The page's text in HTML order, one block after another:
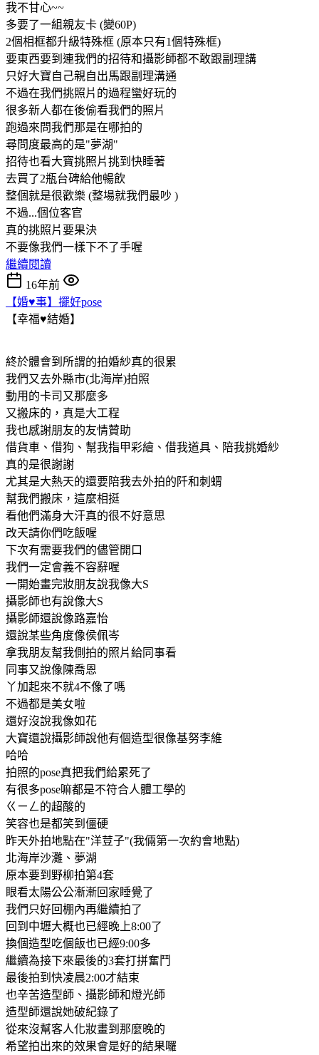
我不甘心~~
多要了一組親友卡 (變60P)
2個相框都升級特殊框 (原本只有1個特殊框)
要東西要到連我們的招待和攝影師都不敢跟副理講
只好大寶自己親自出馬跟副理溝通
不過在我們挑照片的過程蠻好玩的
很多新人都在後偷看我們的照片
跑過來問我們那是在哪拍的
尋問度最高的是"夢湖"
招待也看大寶挑照片挑到快睡著
去買了2瓶台碑給他暢飲
整個就是很歡樂 (整場就我們最吵 )
不過...個位客官
真的挑照片要果決
不要像我們一樣下不了手喔
繼續閱讀
16年前
【婚♥事】擺好pose
【幸福♥結婚】
終於體會到所謂的拍婚紗真的很累
我們又去外縣市(北海岸)拍照
動用的卡司又那麼多
又搬床的，真是大工程
我也感謝朋友的友情贊助
借貨車、借狗、幫我指甲彩繪、借我道具、陪我挑婚紗
真的是很謝謝
尤其是大熱天的還要陪我去外拍的阡和刺蝟
幫我們搬床，這麼相挺
看他們滿身大汗真的很不好意思
改天請你們吃飯喔
下次有需要我們的儘管開口
我們一定會義不容辭喔
一開始畫完妝朋友說我像大S
攝影師也有說像大S
攝影師還說像路嘉怡
還說某些角度像侯佩岑
拿我朋友幫我側拍的照片給同事看
同事又說像陳喬恩
丫加起來不就4不像了嗎
不過都是美女啦
還好沒說我像如花
大寶還說攝影師說他有個造型很像基努李維
哈哈
拍照的pose真把我們給累死了
有很多pose嘛都是不符合人體工學的
ㄍㄧㄥ的超酸的
笑容也是都笑到僵硬
昨天外拍地點在"洋荳子"(我倆第一次約會地點)
北海岸沙灘、夢湖
原本要到野柳拍第4套
眼看太陽公公漸漸回家睡覺了
我們只好回棚內再繼續拍了
回到中壢大概也已經晚上8:00了
換個造型吃個飯也已經9:00多
繼續為接下來最後的3套打拼奮鬥
最後拍到快凌晨2:00才結束
也辛苦造型師、攝影師和燈光師
造型師還說她破紀錄了
從來沒幫客人化妝畫到那麼晚的
希望拍出來的效果會是好的結果囉